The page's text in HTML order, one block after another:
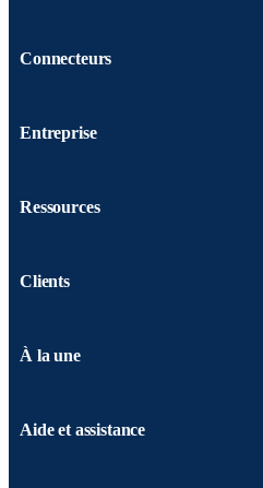
Connecteurs
Entreprise
Ressources
Clients
À la une
Aide et assistance